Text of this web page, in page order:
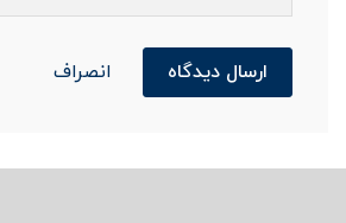
ارسال دیدگاه انصراف